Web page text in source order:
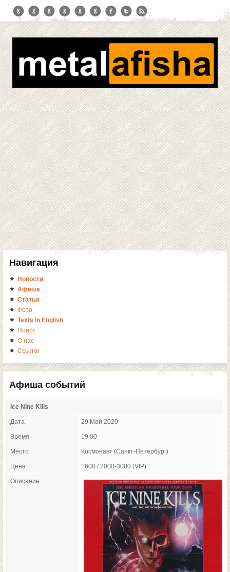
Навигация
Новости
Афиша
Статьи
Фото
Texts in English
Поиск
О нас
Ссылки
Афиша событий
Ice Nine Kills
Дата 29 Май 2020
Время 19:00
Место Космонавт (Санкт-Петербург)
Цена 1600 / 2000-3000 (VIP)
Описание